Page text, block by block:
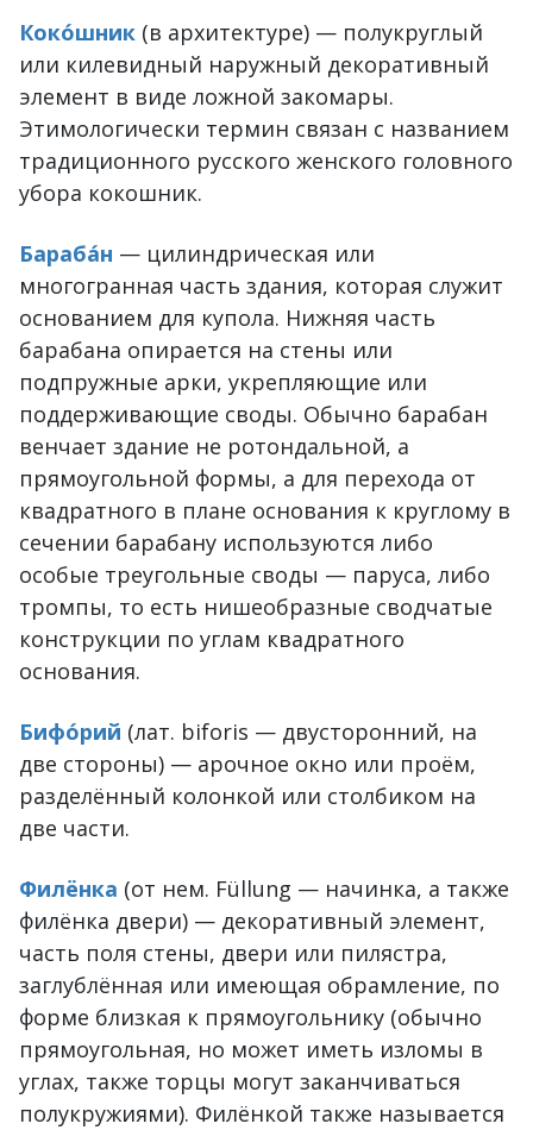
Коко́шник (в архитектуре) — полукруглый
или килевидный наружный декоративный
элемент в виде ложной закомары.
Этимологически термин связан с названием
традиционного русского женского головного
убора кокошник.
Бараба́н — цилиндрическая или
многогранная часть здания, которая служит
основанием для купола. Нижняя часть
барабана опирается на стены или
подпружные арки, укрепляющие или
поддерживающие своды. Обычно барабан
венчает здание не ротондальной, а
прямоугольной формы, а для перехода от
квадратного в плане основания к круглому в
сечении барабану используются либо
особые треугольные своды — паруса, либо
тромпы, то есть нишеобразные сводчатые
конструкции по углам квадратного
основания.
Бифо́рий (лат. biforis — двусторонний, на
две стороны) — арочное окно или проём,
разделённый колонкой или столбиком на
две части.
Филёнка (от нем. Füllung — начинка, а также
филёнка двери) — декоративный элемент,
часть поля стены, двери или пилястра,
заглублённая или имеющая обрамление, по
форме близкая к прямоугольнику (обычно
прямоугольная, но может иметь изломы в
углах, также торцы могут заканчиваться
полукружиями). Филёнкой также называется